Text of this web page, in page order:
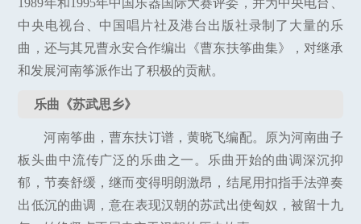
中央电视台、中国唱片社及港台出版社录制了大量的乐
曲，还与其兄曹永安合作编出《曹东扶筝曲集》，对继承
和发展河南筝派作出了积极的贡献。
乐曲《苏武思乡》
河南筝曲，曹东扶订谱，黄晓飞编配。原为河南曲子
板头曲中流传广泛的乐曲之一。乐曲开始的曲调深沉抑
郁，节奏舒缓，继而变得明朗激昂，结尾用扣指手法弹奏
出低沉的曲调，意在表现汉朝的苏武出使匈奴，被留十九